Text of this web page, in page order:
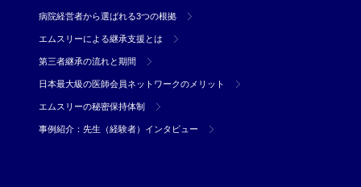
病院経営者から選ばれる3つの根拠
エムスリーによる継承支援とは
第三者継承の流れと期間
日本最大級の医師会員ネットワークのメリット
エムスリーの秘密保持体制
事例紹介：先生（経験者）インタビュー